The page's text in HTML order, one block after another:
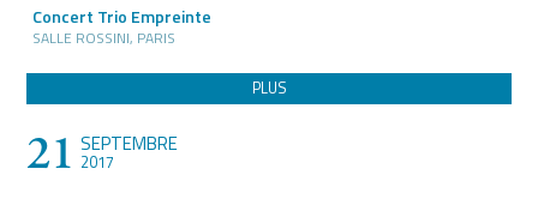
Concert Trio Empreinte
SALLE ROSSINI, PARIS
PLUS
21 SEPTEMBRE
2017